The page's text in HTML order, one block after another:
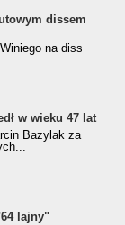
dissem
na diss
w wieku 47 lat
Bazylak za
lajny"